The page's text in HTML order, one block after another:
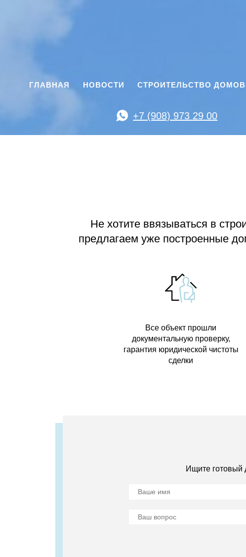
ГЛАВНАЯ НОВОСТИ СТРОИТЕЛЬСТВО ДОМОВ
+7 (908) 973 29 00
Не хотите ввязываться в
предлагаем уже построенные
Все объект прошли
документальную проверку,
гарантия юридической чистоты
сделки
Ищите готовый